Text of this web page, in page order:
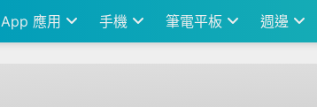
App 應用 手機 筆電平板 週邊